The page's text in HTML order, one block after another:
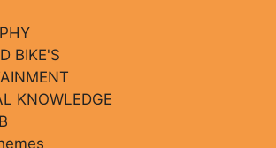
BIKE'S
KNOWLEDGE